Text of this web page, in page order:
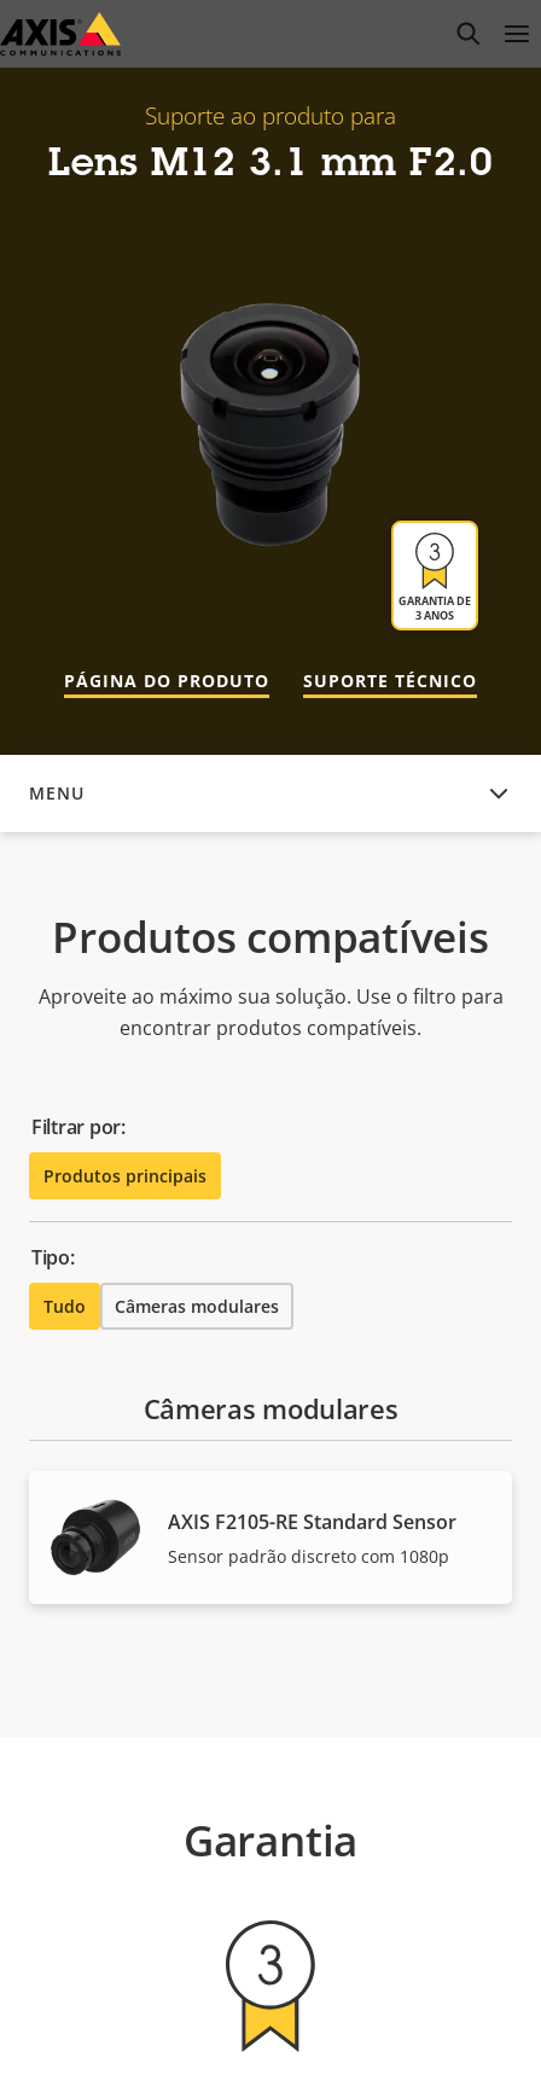
Pular
para
open
Suporte ao produto para
Lens M12 3.1 mm F2.0
GARANTIA DE
3 ANOS
PÁGINA DO PRODUTO SUPORTE TÉCNICO
MENU
PRODUTOS COMPATÍVEIS
Produtos compatíveis
Aproveite ao máximo sua solução. Use o filtro para
encontrar produtos compatíveis.
Filtrar por:
Produtos principais
Tipo:
Tudo Câmeras modulares
Câmeras modulares
AXIS F2105-RE Standard Sensor
Sensor padrão discreto com 1080p
Garantia